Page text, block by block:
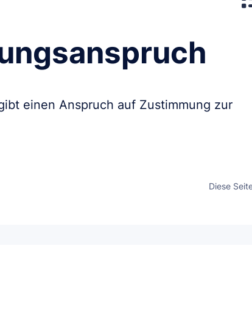
einen Anspruch auf Zustimmung zur
Diese